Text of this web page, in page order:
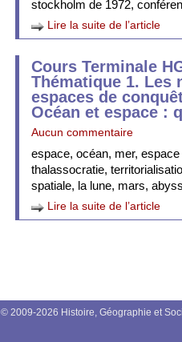
stockholm de 1972,
Lire la suite de l’article
Cours Terminale
Thématique 1. Les
espaces de
Océan et espace :
Aucun commentaire
espace, océan, mer,
thalassocratie,
spatiale, la lune, mars,
Lire la suite de l’article
© 2009-2026 Histoire, Géographie et